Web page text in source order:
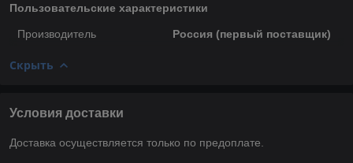
Пользовательские характеристики
Производитель Россия (первый поставщик)
Скрыть
Условия доставки
Доставка осуществляется только по предоплате.